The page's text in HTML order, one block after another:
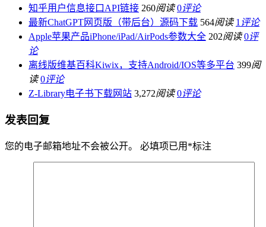
知乎用户信息接口API链接 260阅读 0评论
最新ChatGPT网页版（带后台）源码下载 564阅读 1 评论
Apple苹果产品iPhone/iPad/AirPods参数大全 202阅读 0评
论
离线版维基百科Kiwix，支持Android/IOS等多平台 399阅
读 0评论
Z-Library电子书下载网站 3,272阅读 0评论
发表回复
您的电子邮箱地址不会被公开。 必填项已用 *标注